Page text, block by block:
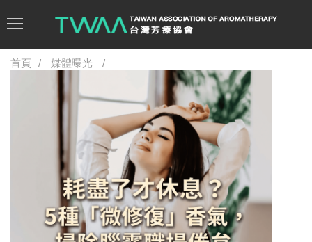
首頁 媒體曝光